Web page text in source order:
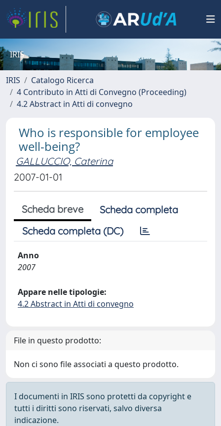
IRIS
IRIS
Catalogo Ricerca
4 Contributo in Atti di Convegno (Proceeding)
4.2 Abstract in Atti di convegno
Who is responsible for employee
well-being?
GALLUCCIO, Caterina
2007-01-01
Scheda breve
Scheda completa
Scheda completa (DC)
Anno
2007
Appare nelle tipologie:
4.2 Abstract in Atti di convegno
File in questo prodotto:
Non ci sono file associati a questo prodotto.
I documenti in IRIS sono protetti da copyright e
tutti i diritti sono riservati, salvo diversa
indicazione.